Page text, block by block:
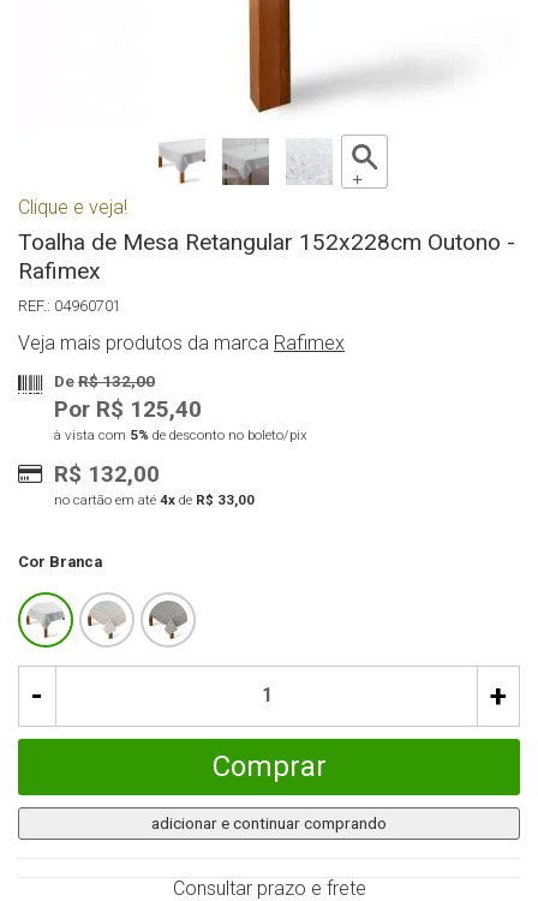
Clique e veja!
Toalha de Mesa Retangular 152x228cm Outono -
Rafimex
04960701
Veja mais produtos da marca Rafimex
DeR$ 132,00
Por R$ 125,40
à vista com 5% de desconto no boleto/pix
R$ 132,00
no cartão em até 4x de R$ 33,00
Cor Branca
- +
Comprar
adicionar e continuar comprando
Consultar prazo e frete